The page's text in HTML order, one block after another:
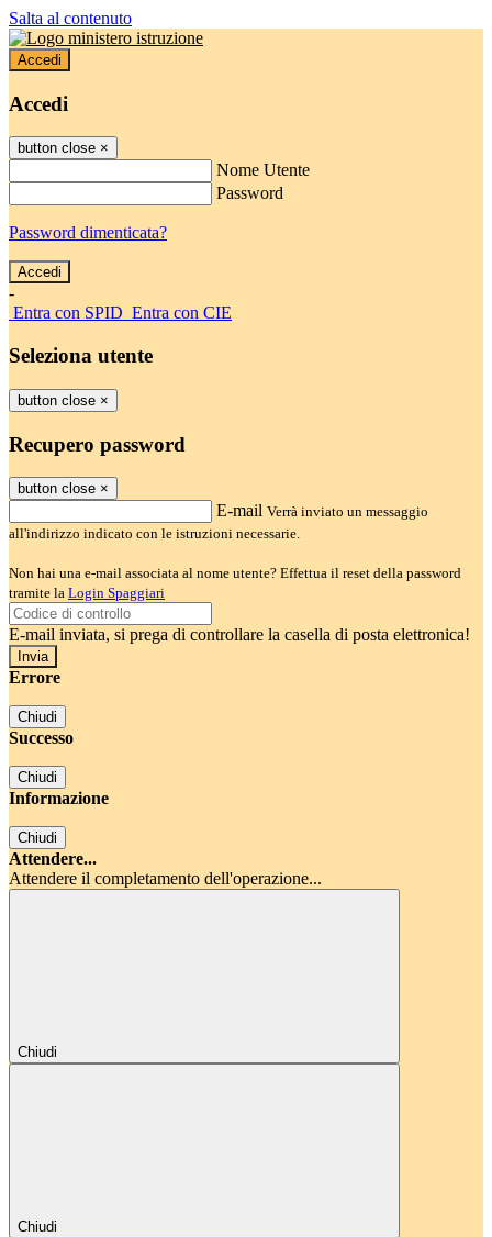
Salta al contenuto
Accedi
Accedi
button close ×
Nome Utente
Password
Password dimenticata?
-
Entra con SPID Entra con CIE
Seleziona utente
button close ×
Recupero password
button close ×
E-mail Verrà inviato un messaggio
all'indirizzo indicato con le istruzioni necessarie.
Non hai una e-mail associata al nome utente? Effettua il reset della password
tramite la Login Spaggiari
E-mail inviata, si prega di controllare la casella di posta elettronica!
Errore
Chiudi
Successo
Chiudi
Informazione
Chiudi
Attendere...
Attendere il completamento dell'operazione...
Chiudi
Chiudi